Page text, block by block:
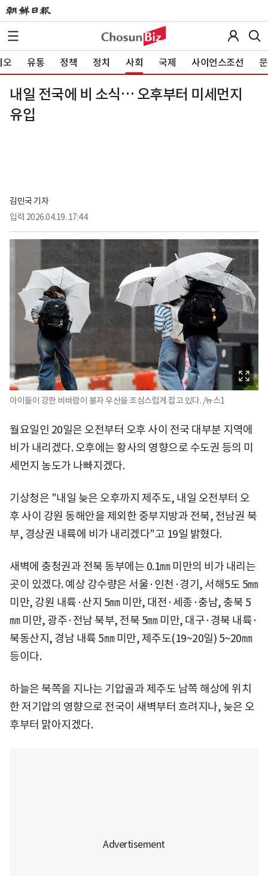
오 유통 정책 정치 사회 국제 사이언스조선
내일 전국에 비 소식… 오후부터 미세먼지
유입
김민국 기자
입력 2026.04.19. 17:44
아이들이 강한 비바람이 불자 우산을 조심스럽게 잡고 있다. /뉴스1
월요일인 20일은 오전부터 오후 사이 전국 대부분 지역에
비가 내리겠다. 오후에는 황사의 영향으로 수도권 등의 미
세먼지 농도가 나빠지겠다.
기상청은 "내일 늦은 오후까지 제주도, 내일 오전부터 오
후 사이 강원 동해안을 제외한 중부지방과 전북, 전남권 북
부, 경상권 내륙에 비가 내리겠다"고 19일 밝혔다.
새벽에 충청권과 전북 동부에는 0.1㎜ 미만의 비가 내리는
곳이 있겠다. 예상 강수량은 서울·인천·경기, 서해5도 5㎜
미만, 강원 내륙·산지 5㎜ 미만, 대전·세종·충남, 충북 5
㎜ 미만, 광주·전남 북부, 전북 5㎜ 미만, 대구·경북 내륙·
북동산지, 경남 내륙 5㎜ 미만, 제주도(19~20일) 5~20㎜
등이다.
하늘은 북쪽을 지나는 기압골과 제주도 남쪽 해상에 위치
한 저기압의 영향으로 전국이 새벽부터 흐려지나, 늦은 오
후부터 맑아지겠다.